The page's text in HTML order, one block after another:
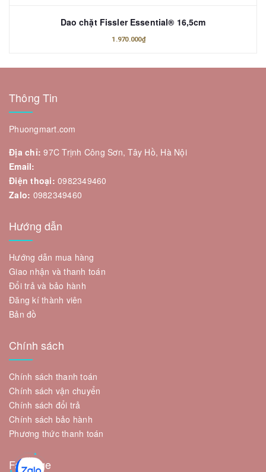
Dao chặt Fissler Essential® 16,5cm
1.970.000₫
Thông Tin
Phuongmart.com
Địa chỉ: 97C Trịnh Công Sơn, Tây Hồ, Hà Nội
Email:
Điện thoại: 0982349460
Zalo: 0982349460
Hướng dẫn
Hướng dẫn mua hàng
Giao nhận và thanh toán
Đổi trả và bảo hành
Đăng kí thành viên
Bản đồ
Chính sách
Chính sách thanh toán
Chính sách vận chuyển
Chính sách đổi trả
Chính sách bảo hành
Phương thức thanh toán
Fanpage